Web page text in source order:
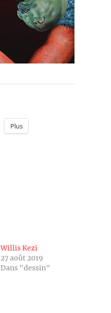
Plus
Willis Kezi
27 août 2019
Dans "dessin"